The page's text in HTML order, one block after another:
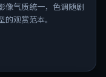
像气质统一，色调随剧
观赏范本。